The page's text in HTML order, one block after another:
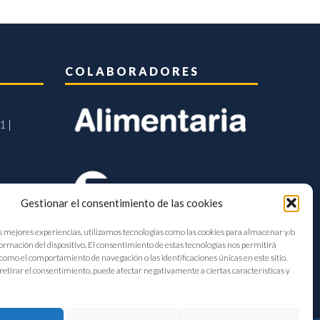
Gestionar el consentimiento de las cookies
mejores experiencias, utilizamos tecnologías como las cookies para almacenar y/o
del dispositivo. El consentimiento de estas tecnologías nos permitirá
el comportamiento de navegación o las identificaciones únicas en este sitio.
el consentimiento, puede afectar negativamente a ciertas características y
|
COLABORADORES